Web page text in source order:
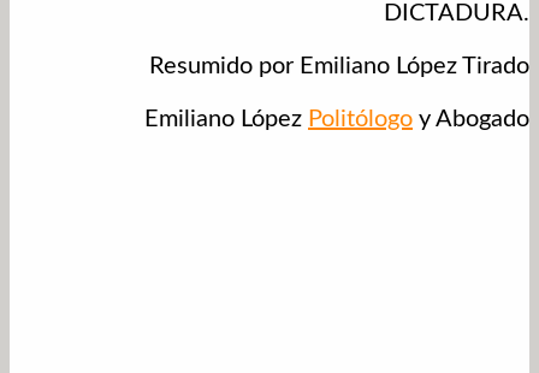
DICTADURA.
Resumido por Emiliano López Tirado
Emiliano López Politólogo y Abogado